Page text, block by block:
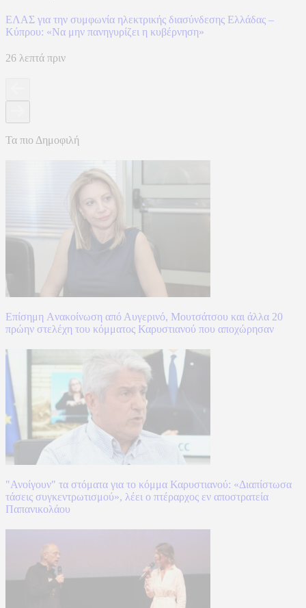
ΕΛΑΣ για την συμφωνία ηλεκτρικής διασύνδεσης Ελλάδας –
Κύπρου: «Να μην πανηγυρίζει η κυβέρνηση»
26 λεπτά πριν
Τα πιο Δημοφιλή
Επίσημη Aνακοίνωση από Αυγερινό, Μουτσάτσου και άλλα 20
πρώην στελέχη του κόμματος Καρυστιανού που αποχώρησαν
"Ανοίγουν" τα στόματα για το κόμμα Καρυστιανού: «Διαπίστωσα
τάσεις συγκεντρωτισμού», λέει ο πτέραρχος εν αποστρατεία
Παπανικολάου